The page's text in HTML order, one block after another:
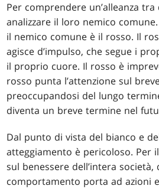
Per comprendere un’alleanza
analizzare il loro nemico
il nemico comune è il rosso. Il
agisce d’impulso, che segue i
il proprio cuore. Il rosso è
rosso punta l’attenzione sul
preoccupandosi del lungo
diventa un breve termine nel
Dal punto di vista del bianco e
atteggiamento è pericoloso. Per
sul benessere dell’intera
comportamento porta ad azioni